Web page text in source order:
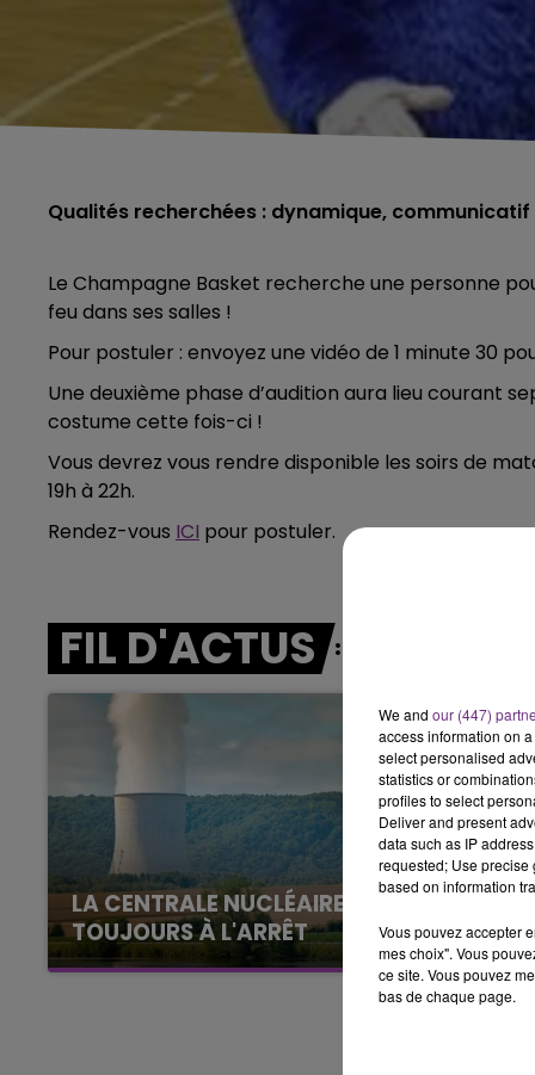
5h00 - 6h00
LE BEST OF DE LA FAMILLE
Qualités recherchées : dynamique,
Le Champagne Basket recherche une personne
feu dans ses salles !
Pour postuler : envoyez une vidéo de 1 minute 30
Une deuxième phase d’audition aura lieu courant
costume cette fois-ci !
Vous devrez vous rendre disponible les soirs de
19h à 22h.
Rendez-vous ICI pour postuler.
FIL D'ACTUS
LA CENTRALE NUCLÉAIRE DE CHOOZ
TOUJOURS À L'ARRÊT
Cela fait déjà une semaine que la centrale
nucléaire ardennaise est à l'arrêt. Une situation
We and our (447)
access information on
select personalised
statistics or
profiles to select
Deliver and present
data such as IP
requested; Use precise
based on information
Vous pouvez accepter
mes choix". Vous
ce site. Vous pouvez
bas de chaque page.